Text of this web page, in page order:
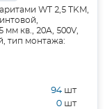
WT 2,5 TKM,
мм кв., 20A, 500V,
тип монтажа:
94 шт
0 шт